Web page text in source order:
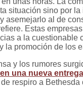
situación sino por
asemejarlo al de
Estas
a la cuestionable
la promoción de los
y los rumores
una nueva
respiro a